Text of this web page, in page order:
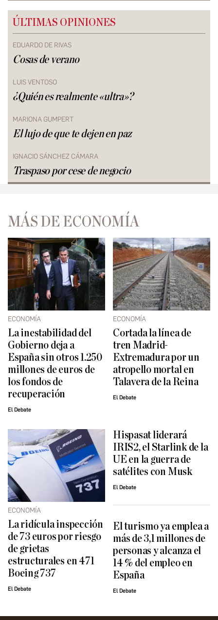
ÚLTIMAS OPINIONES
EDUARDO DE RIVAS
Cosas de verano
LUIS VENTOSO
¿Quién es realmente «ultra»?
MARIONA GUMPERT
El lujo de que te dejen en paz
IGNACIO SÁNCHEZ CÁMARA
Traspaso por cese de negocio
MÁS DE ECONOMÍA
ECONOMÍA
La inestabilidad del
Gobierno deja a
España sin otros 1.250
millones de euros de
los fondos de
recuperación
El Debate
ECONOMÍA
Cortada la línea de
tren Madrid-
Extremadura por un
atropello mortal en
Talavera de la Reina
El Debate
ECONOMÍA
La ridícula inspección
de 73 euros por riesgo
de grietas
estructurales en 471
Boeing 737
El Debate
Hispasat liderará
IRIS2, el Starlink de la
UE en la guerra de
satélites con Musk
El Debate
El turismo ya emplea a
más de 3,1 millones de
personas y alcanza el
14 % del empleo en
España
El Debate